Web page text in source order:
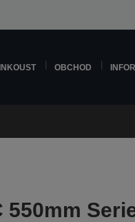
INKOUST OBCHOD
550mm